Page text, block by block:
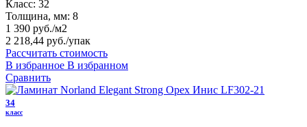
Класс: 32
Толщина, мм: 8
1 390 руб./м2
2 218,44 руб./упак
Рассчитать стоимость
В избранное В избранном
Сравнить
34
класс